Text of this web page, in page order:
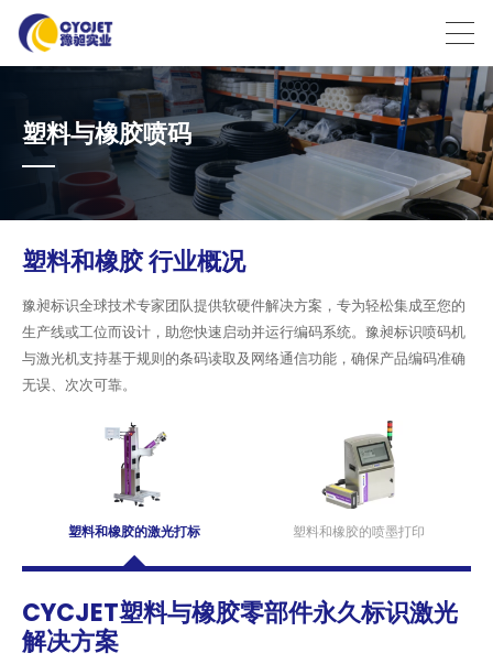
塑料与橡胶喷码
塑料和橡胶 行业概况
豫昶标识全球技术专家团队提供软硬件解决方案，专为轻松集成至您的
生产线或工位而设计，助您快速启动并运行编码系统。豫昶标识喷码机
与激光机支持基于规则的条码读取及网络通信功能，确保产品编码准确
无误、次次可靠。
塑料和橡胶的激光打标 塑料和橡胶的喷墨打印
CYCJET塑料与橡胶零部件永久标识激光
解决方案